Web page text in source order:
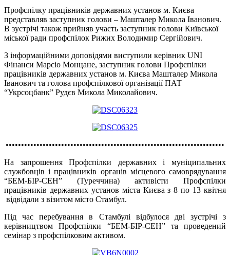
Профспілку працівників державних установ м. Києва
представляв заступник голови – Машталер Микола Іванович.
В зустрічі також прийняв участь заступник голови Київської
міської ради профспілок Рижих Володимир Сергійович.
З інформаційними доповідями виступили керівник UNI
Фінанси Марсіо Монцане, заступник голови Профспілки
працівників державних установ м. Києва Машталер Микола
Іванович та голова профспілкової організації ПАТ
“Укрсоцбанк” Рудєв Микола Миколайович.
•••••••••••••••••••••••••••••••••••••••••••••••••••••••••••••••••••••••
На запрошення Профспілки державних і муніципальних
службовців і працівників органів місцевого самоврядування
“БЕМ-БІР-СЕН” (Туреччина) активісти Профспілки
працівників державних установ міста Києва з 8 по 13 квітня
відвідали з візитом місто Стамбул.
Під час перебування в Стамбулі відбулося дві зустрічі з
керівництвом Профспілки “БЕМ-БІР-СЕН” та проведений
семінар з профспілковим активом.